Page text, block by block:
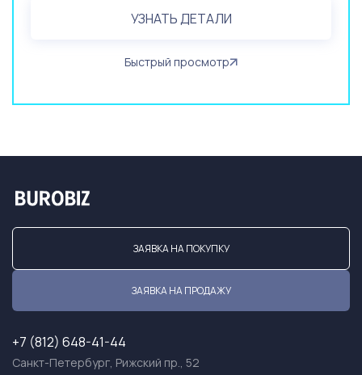
УЗНАТЬ ДЕТАЛИ
Быстрый просмотр
ЗАЯВКА НА ПОКУПКУ
ЗАЯВКА НА ПРОДАЖУ
+7 (812) 648-41-44
Санкт-Петербург, Рижский пр., 52